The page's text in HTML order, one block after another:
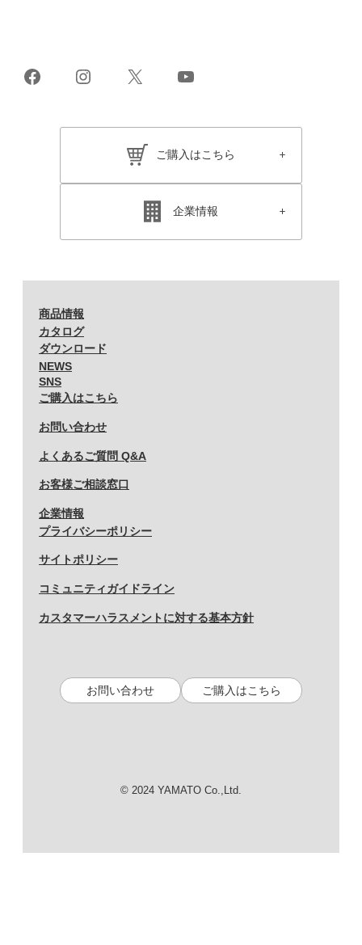
FacebookInstagram
X YouTube
ご購入はこちら
企業情報
商品情報
カタログ
ダウンロード
NEWS
SNS
ご購入はこちら
お問い合わせ
よくあるご質問 Q&A
お客様ご相談窓口
企業情報
プライバシーポリシー
サイトポリシー
コミュニティガイドライン
カスタマーハラスメントに対する基本方針
お問い合わせ ご購入はこちら
© 2024 YAMATO Co.,Ltd.